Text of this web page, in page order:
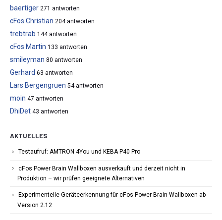
baertiger 271 antworten
cFos Christian 204 antworten
trebtrab 144 antworten
cFos Martin 133 antworten
smileyman 80 antworten
Gerhard 63 antworten
Lars Bergengruen 54 antworten
moin 47 antworten
DhiDet 43 antworten
AKTUELLES
Testaufruf: AMTRON 4You und KEBA P40 Pro
cFos Power Brain Wallboxen ausverkauft und derzeit nicht in
Produktion – wir prüfen geeignete Alternativen
Experimentelle Geräteerkennung für cFos Power Brain Wallboxen ab
Version 2.12